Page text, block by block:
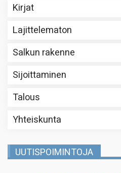
Kirjat
Lajittelematon
Salkun rakenne
Sijoittaminen
Talous
Yhteiskunta
UUTISPOIMINTOJA